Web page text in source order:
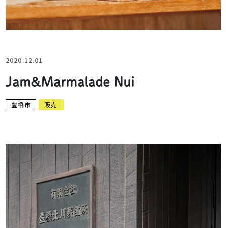
2020.12.01
Jam&Marmalade Nui
豊橋市 販売